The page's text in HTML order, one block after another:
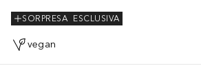
ESCLUSIVA
SORPRESA
vegan